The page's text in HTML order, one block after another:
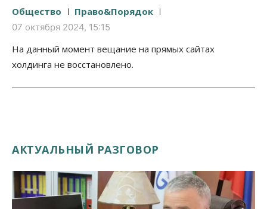
Общество Право&Порядок
07 октября 2024, 15:15
На данный момент вещание на прямых сайтах
холдинга не восстановлено.
АКТУАЛЬНЫЙ РАЗГОВОР